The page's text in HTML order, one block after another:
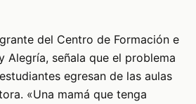
del Centro de Formación e
Alegría, señala que el problema
egresan de las aulas
«Una mamá que tenga